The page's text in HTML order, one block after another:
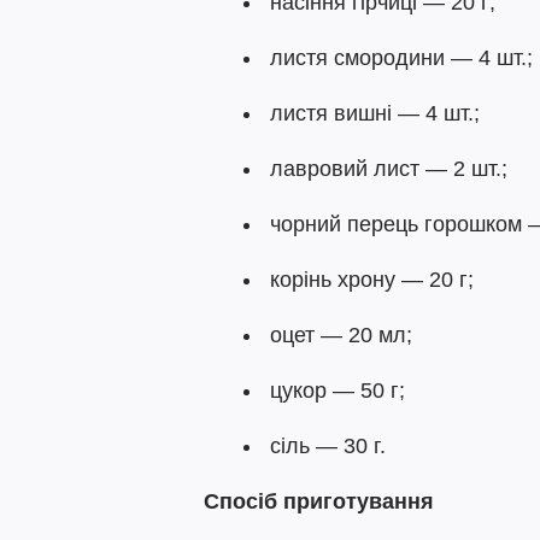
листя смородини — 4 шт.;
листя вишні — 4 шт.;
лавровий лист — 2 шт.;
чорний перець горошком
корінь хрону — 20 г;
оцет — 20 мл;
цукор — 50 г;
сіль — 30 г.
Спосіб приготування